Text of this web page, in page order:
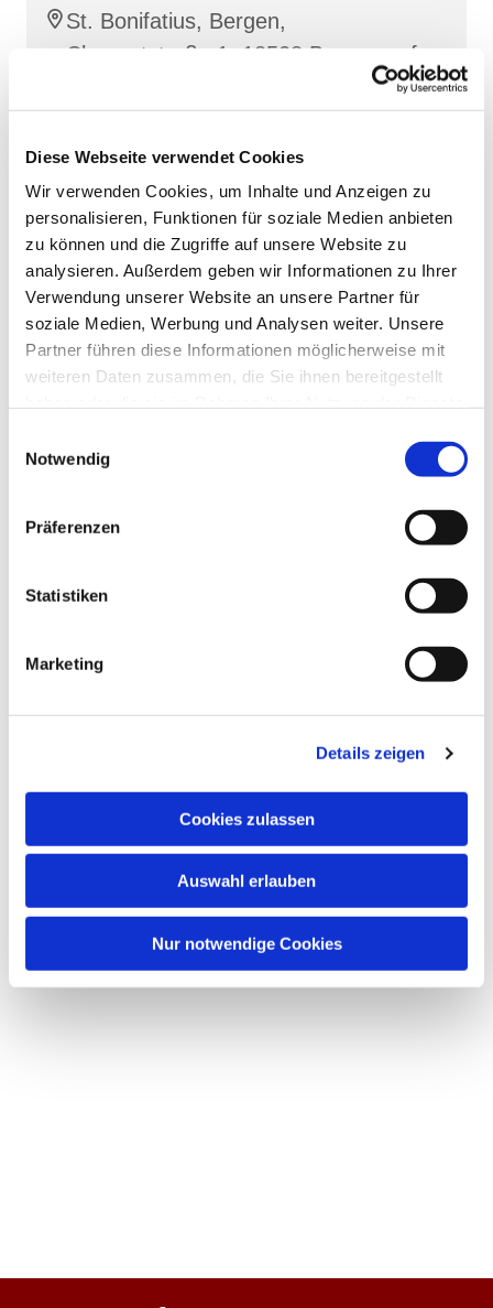
Diese Webseite verwendet Cookies
Wir verwenden Cookies, um Inhalte und Anzeigen zu
personalisieren, Funktionen für soziale Medien anbieten
zu können und die Zugriffe auf unsere Website zu
analysieren. Außerdem geben wir Informationen zu Ihrer
Verwendung unserer Website an unsere Partner für
soziale Medien, Werbung und Analysen weiter. Unsere
Partner führen diese Informationen möglicherweise mit
weiteren Daten zusammen, die Sie ihnen bereitgestellt
Notwendig
Präferenzen
Statistiken
Marketing
Details zeigen
Cookies zulassen
Auswahl erlauben
Nur notwendige Cookies
St. Bonifatius, Bergen,
Clementstraße 1, 18528 Bergen auf